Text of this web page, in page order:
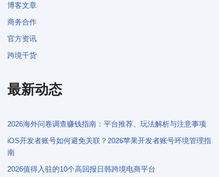
博客文章
商务合作
官方资讯
跨境干货
最新动态
2026海外问卷调查赚钱指南：平台推荐、玩法解析与注意事项
iOS开发者账号如何避免关联？2026苹果开发者账号环境管理指
南
2026值得入驻的10个高回报日韩跨境电商平台